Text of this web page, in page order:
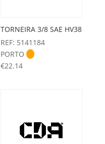
TORNEIRA 3/8 SAE HV38
REF: 5141184
PORTO
€22.14